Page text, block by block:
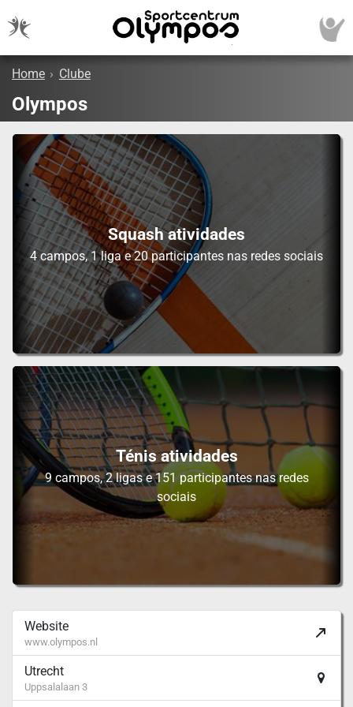
Home › Clube
Olympos
Squash atividades
4 campos, 1 liga e 20 participantes nas redes sociais
Ténis atividades
9 campos, 2 ligas e 151 participantes nas redes
sociais
Website
www.olympos.nl
Utrecht
Uppsalalaan 3